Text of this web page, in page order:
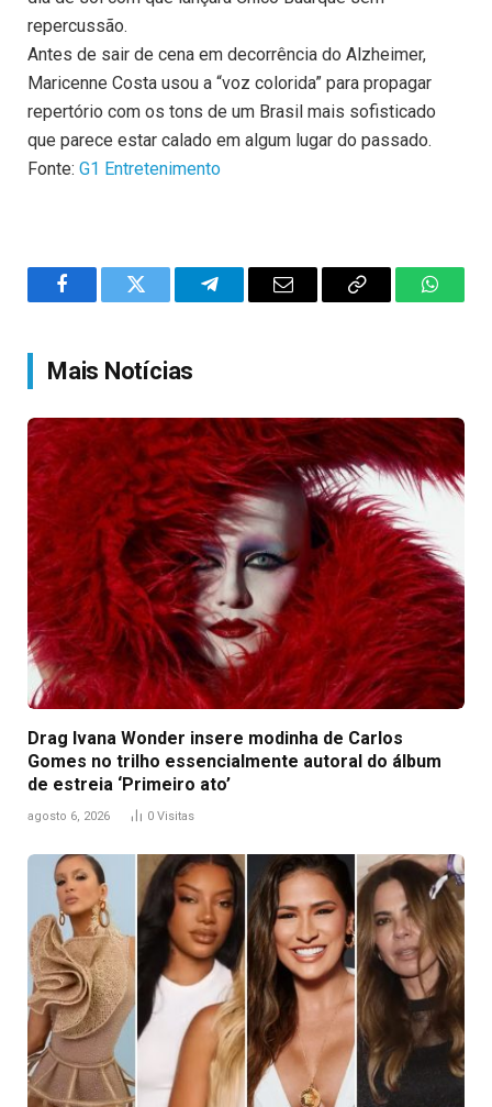
repercussão.
Antes de sair de cena em decorrência do Alzheimer,
Maricenne Costa usou a “voz colorida” para propagar
repertório com os tons de um Brasil mais sofisticado
que parece estar calado em algum lugar do passado.
Fonte: G1 Entretenimento
FacebookTwitter TelegramEmail
Copy
Mais Notícias
Drag Ivana Wonder insere modinha de Carlos
Gomes no trilho essencialmente autoral do álbum
de estreia ‘Primeiro ato’
agosto 6, 2026 0 Visitas